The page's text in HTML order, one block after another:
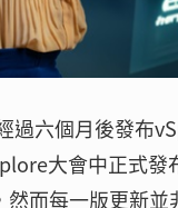
過六個月後發布
大會中正式
而每一版更新